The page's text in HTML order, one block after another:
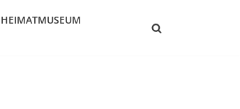
HEIMATMUSEUM